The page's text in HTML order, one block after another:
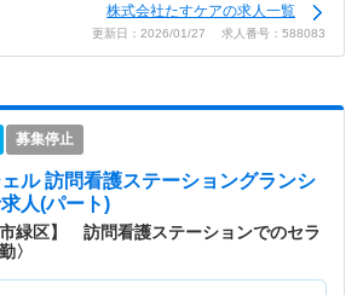
株式会社たすケアの求人一覧
更新日：2026/01/27 求人番号：588083
募集停止
ル 訪問看護ステーショングランシ
人(パート)
市緑区】 訪問看護ステーションでのセラ
〉